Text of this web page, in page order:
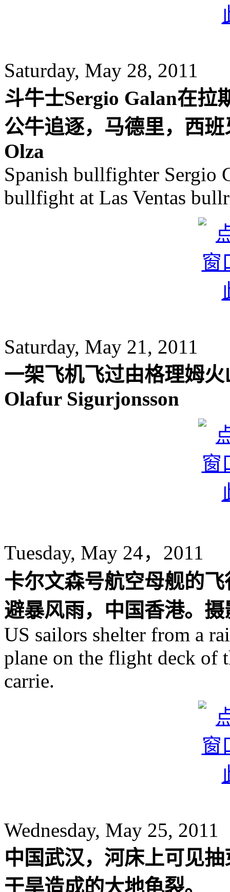
Saturday, May 28, 2011
斗牛士Sergio Galan在拉
公牛追逐，马德里，西
Olza
Spanish bullfighter Sergio
bullfight at Las Ventas
Saturday, May 21, 2011
一架飞机飞过由格理姆
Olafur Sigurjonsson
Tuesday, May 24，2011
卡尔文森号航空母舰的
避暴风雨，中国香港。摄
US sailors shelter from a
plane on the flight deck of
carrie.
Wednesday, May 25, 2011
中国武汉，河床上可见
干旱造成的大地龟裂。